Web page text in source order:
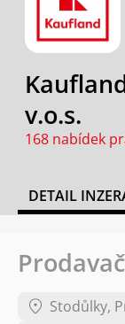
v.o.s.
168 nabídek
DETAIL
Stodůlky,